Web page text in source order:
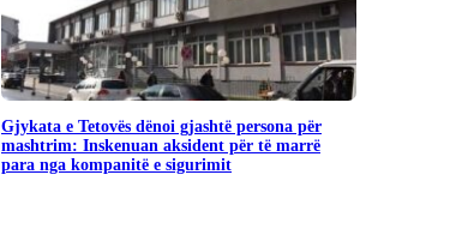
Gjykata e Tetovës dënoi gjashtë persona për
mashtrim: Inskenuan aksident për të marrë
para nga kompanitë e sigurimit